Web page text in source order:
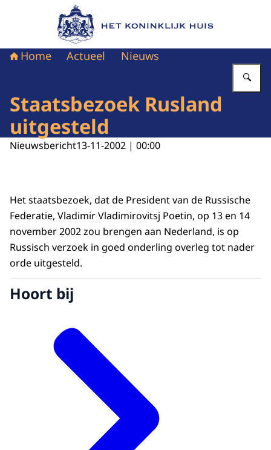
Naar de homepage van Het Koninklijk Huis
Home Actueel Nieuws
Staatsbezoek Rusland
uitgesteld
Nieuwsbericht13-11-2002 | 00:00
Het staatsbezoek, dat de President van de Russische
Federatie, Vladimir Vladimirovitsj Poetin, op 13 en 14
november 2002 zou brengen aan Nederland, is op
Russisch verzoek in goed onderling overleg tot nader
orde uitgesteld.
Hoort bij